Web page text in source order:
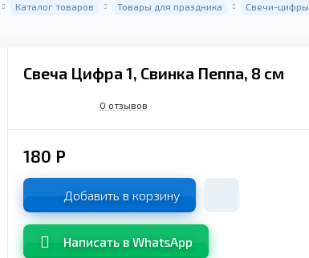
Каталог товаров Товары для праздника Свечи-цифры
Свеча Цифра 1, Свинка Пеппа, 8 см
0 отзывов
180 Р
Добавить в корзину
Написать в WhatsApp